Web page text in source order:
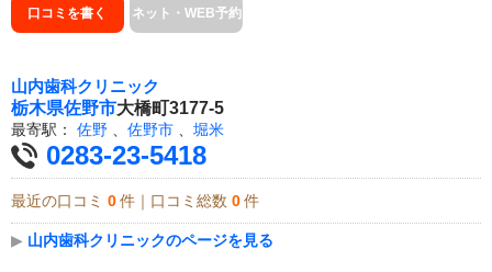
口コミを書く ネット・WEB予約
山内歯科クリニック
栃木県佐野市大橋町3177-5
最寄駅： 佐野 、 佐野市 、 堀米
0283-23-5418
最近の口コミ 0 件｜口コミ総数 0 件
▶ 山内歯科クリニックのページを見る